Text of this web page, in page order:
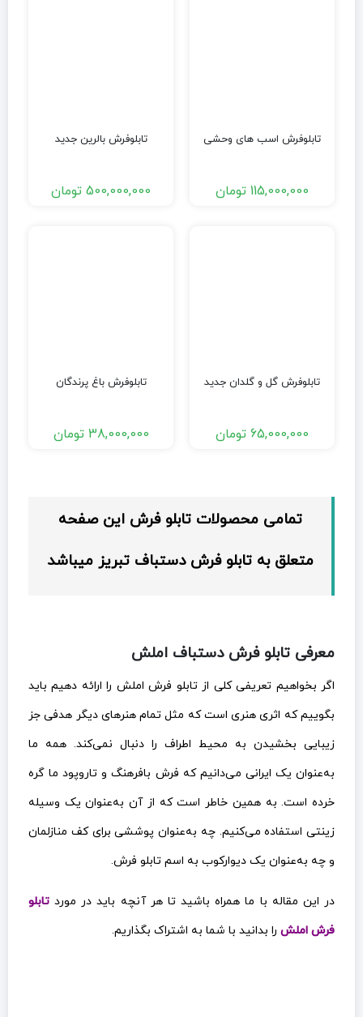
تابلوفرش اسب های وحشی
115,000,000 تومان
تابلوفرش بالرین جدید
500,000,000 تومان
تابلوفرش گل و گلدان جدید
65,000,000 تومان
تابلوفرش باغ پرندگان
38,000,000 تومان
تمامی محصولات تابلو فرش این صفحه
متعلق به تابلو فرش دستباف تبریز میباشد
معرفی تابلو فرش دستباف املش
اگر بخواهیم تعریفی کلی از تابلو فرش املش را ارائه دهیم باید
بگوییم که اثری هنری است که مثل تمام هنرهای دیگر هدفی جز
زیبایی بخشیدن به محیط اطراف را دنبال نمی‌کند. همه ما
به‌عنوان یک ایرانی می‌دانیم که فرش بافرهنگ و تاروپود ما گره
خرده است. به همین خاطر است که از آن به‌عنوان یک وسیله
زینتی استفاده می‌کنیم. چه به‌عنوان پوششی برای کف منازلمان
و چه به‌عنوان یک دیوارکوب به اسم تابلو فرش.
در این مقاله با ما همراه باشید تا هر آنچه باید در مورد تابلو
فرش املش را بدانید با شما به اشتراک بگذاریم.